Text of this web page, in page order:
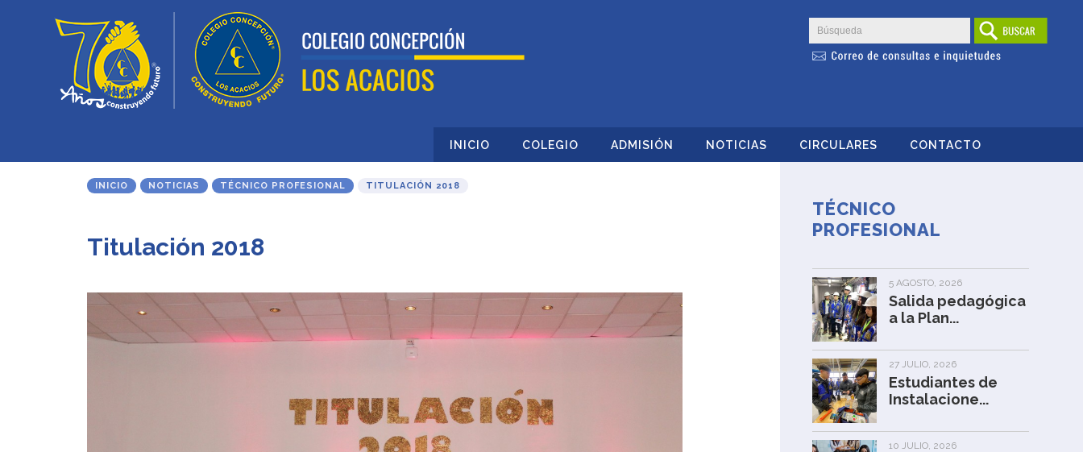
INICIO COLEGIO ADMISIÓN NOTICIAS CIRCULARES CONTACTO
INICIO NOTICIAS TÉCNICO PROFESIONAL TITULACIÓN 2018
Titulación 2018
TÉCNICO
PROFESIONAL
5 AGOSTO, 2026
Salida pedagógica
a la Plan...
27 JULIO, 2026
Estudiantes de
Instalacione...
10 JULIO, 2026